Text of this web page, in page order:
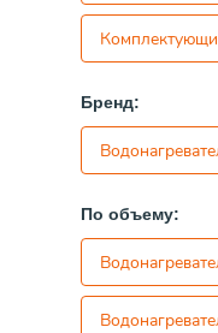
Бренд:
По объему: